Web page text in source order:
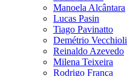
Manoela Alcântara
Lucas Pasin
Tiago Pavinatto
Demétrio Vecchioli
Reinaldo Azevedo
Milena Teixeira
Rodrigo França